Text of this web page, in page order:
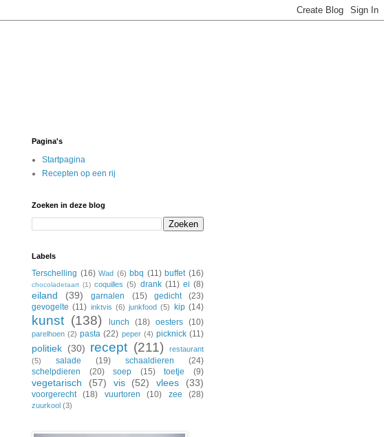
Pagina's
Startpagina
Recepten op een rij
Zoeken in deze blog
Labels
Terschelling (16) Wad (6) bbq (11) buffet (16)
chocoladetaart (1) coquilles (5) drank (11) ei (8)
eiland (39) garnalen (15) gedicht
(23)
gevogelte (11) inktvis (6) junkfood (5) kip (14)
kunst (138) lunch (18) oesters (10)
parelhoen (2) pasta (22) peper (4) picknick (11)
politiek (30) recept (211)
restaurant
(5)
salade (19) schaaldieren
(24)
schelpdieren
(20) soep (15) toetje (9)
vegetarisch (57) vis (52) vlees (33)
voorgerecht (18) vuurtoren (10) zee (28)
zuurkool (3)